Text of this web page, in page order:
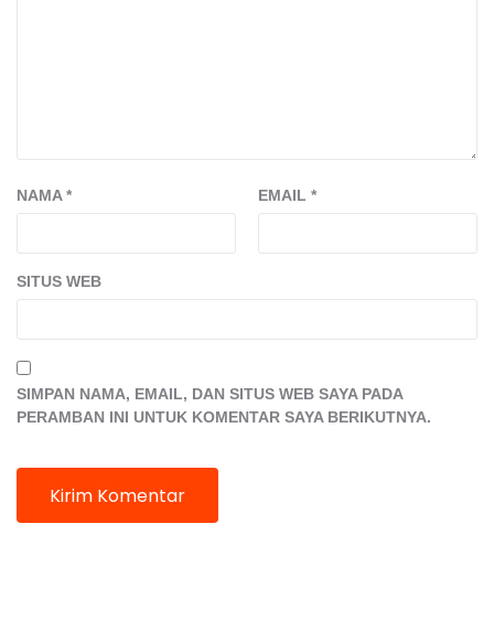
NAMA* EMAIL *
SITUS WEB
SIMPAN NAMA, EMAIL, DAN SITUS WEB SAYA PADA
PERAMBAN INI UNTUK KOMENTAR SAYA BERIKUTNYA.